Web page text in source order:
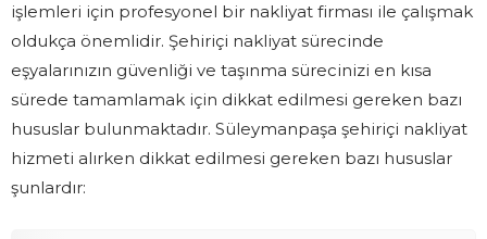
işlemleri için profesyonel bir nakliyat firması ile çalışmak
oldukça önemlidir. Şehiriçi nakliyat sürecinde
eşyalarınızın güvenliği ve taşınma sürecinizi en kısa
sürede tamamlamak için dikkat edilmesi gereken bazı
hususlar bulunmaktadır. Süleymanpaşa şehiriçi nakliyat
hizmeti alırken dikkat edilmesi gereken bazı hususlar
şunlardır: